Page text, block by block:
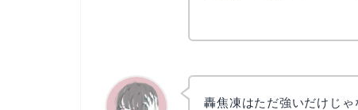
轟焦凍はただ強いだけじ